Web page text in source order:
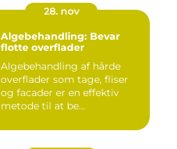
28. nov
Algebehandling: Bevar
flotte overflader
Algebehandling af hårde
overflader som tage, fliser
og facader er en effektiv
metode til at be...